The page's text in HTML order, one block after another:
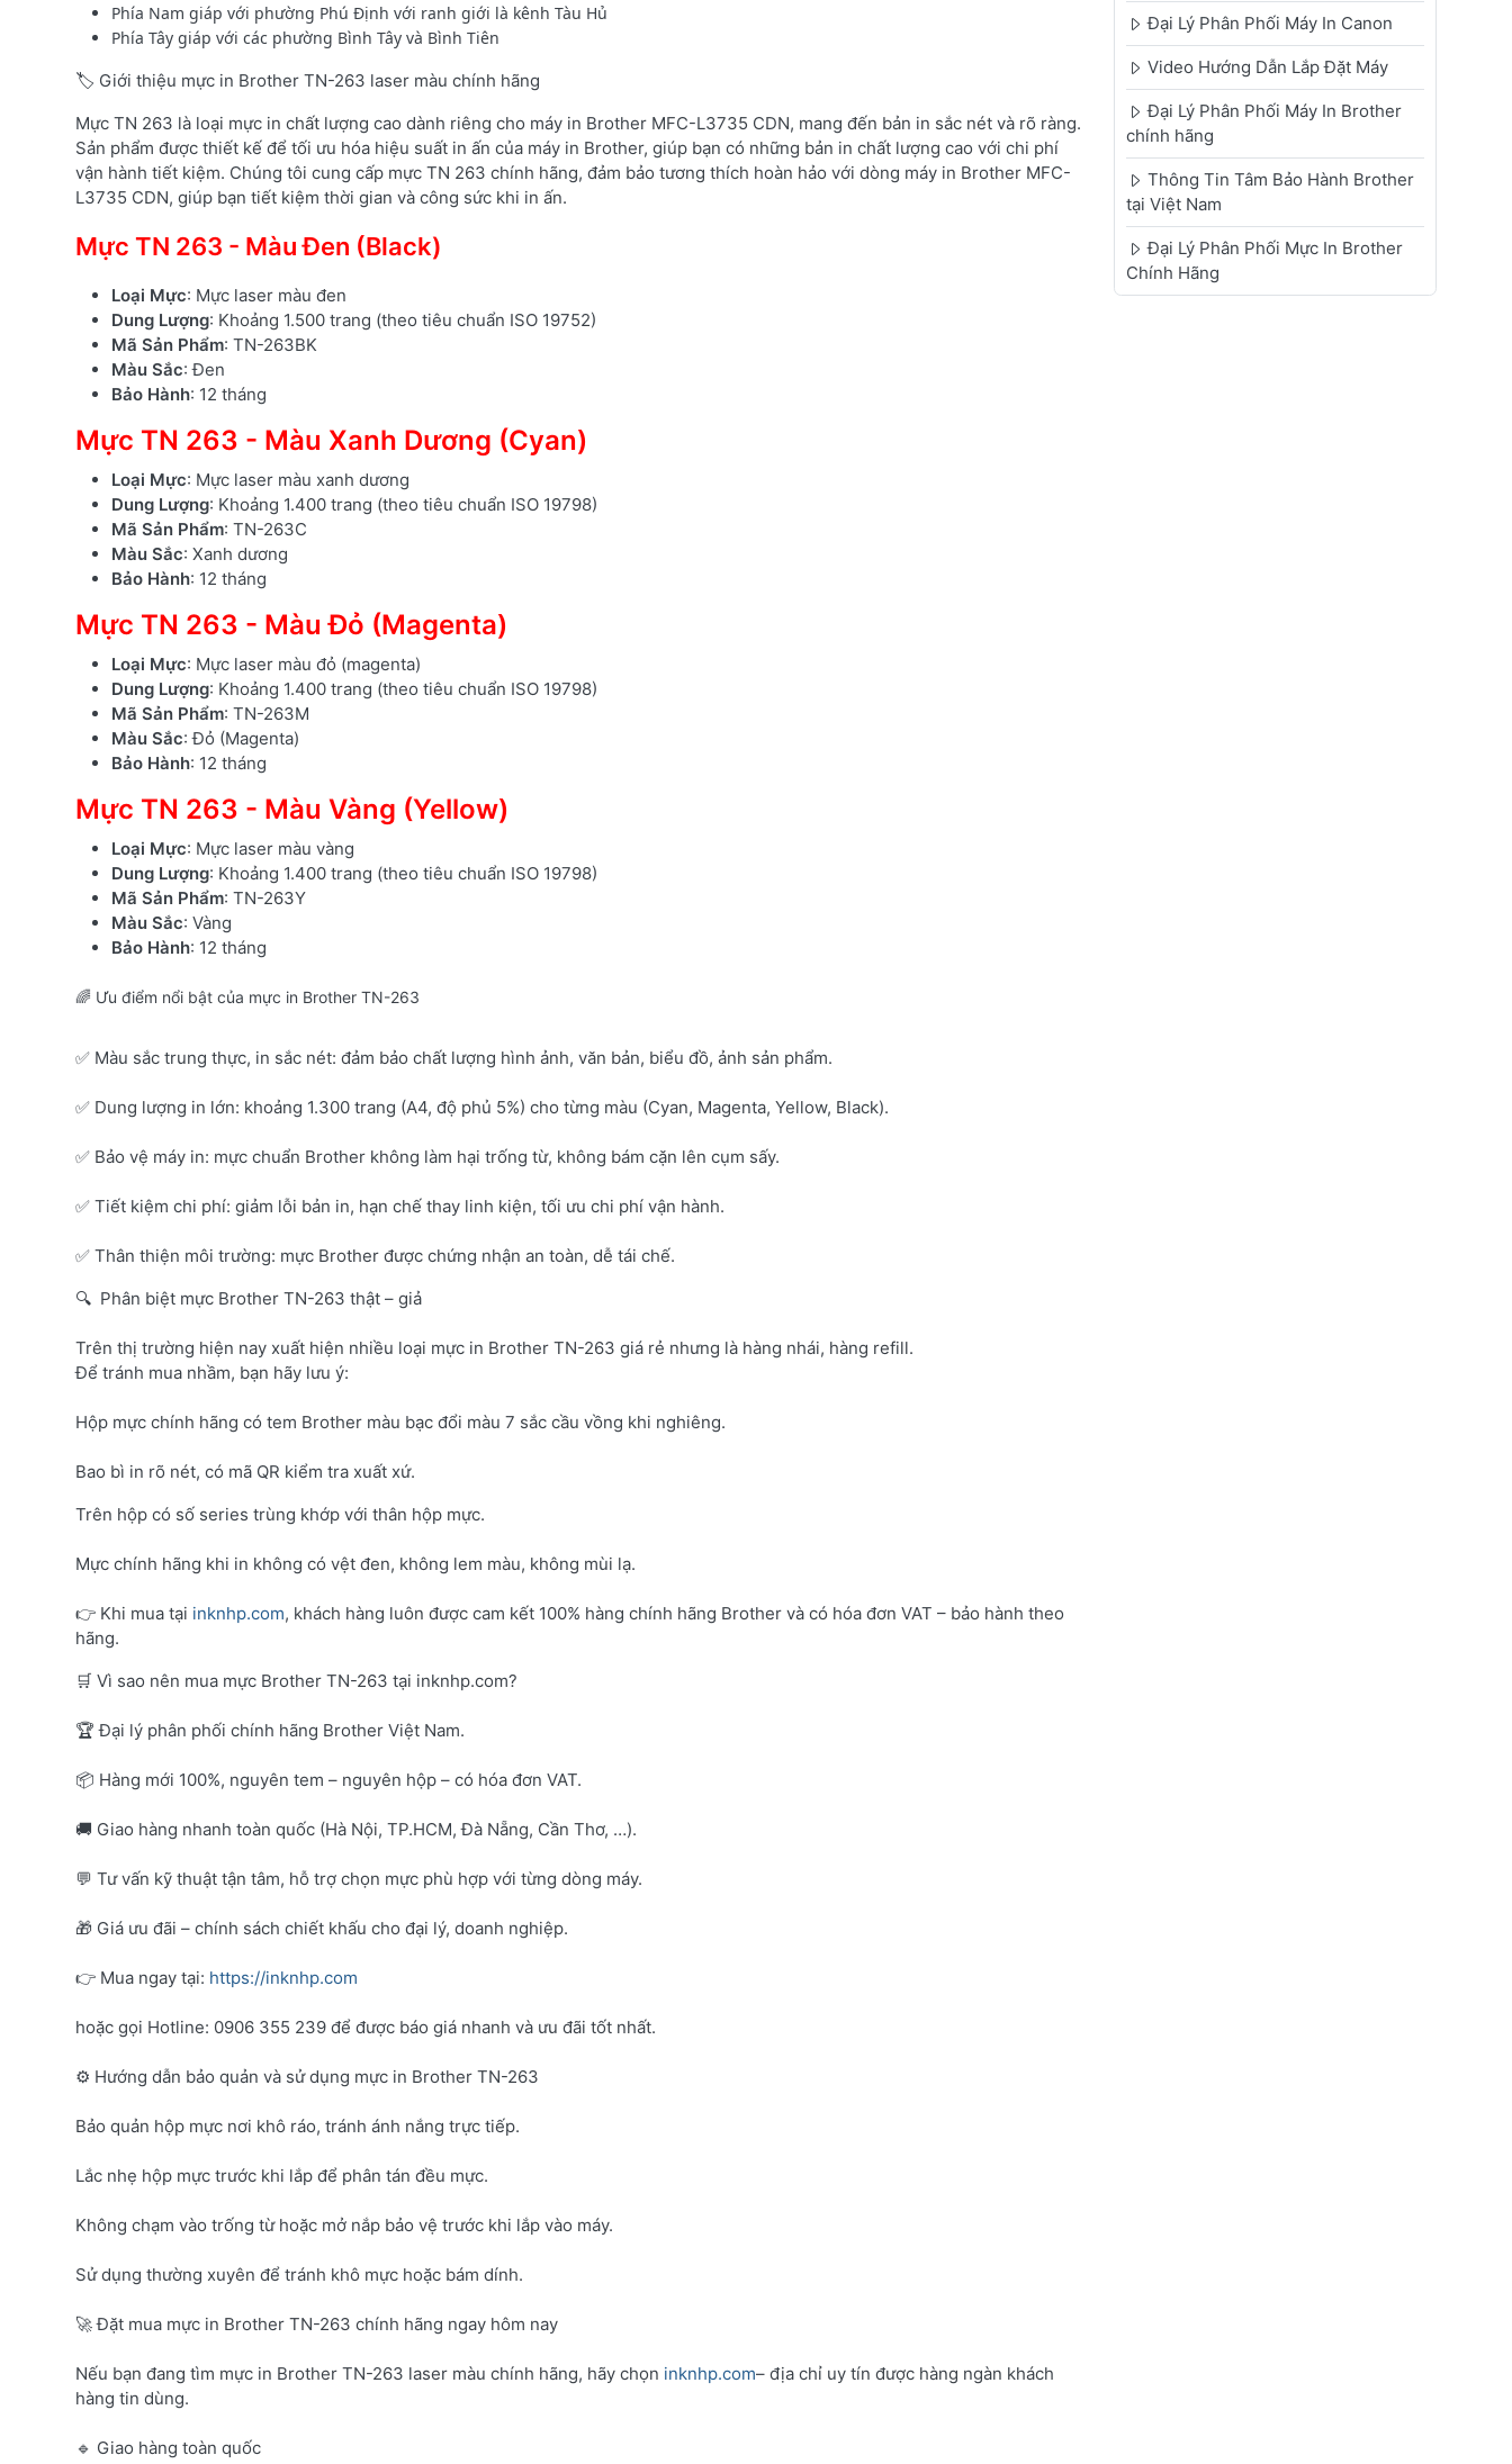
Phía Nam giáp với phường Phú Định với ranh giới là kênh Tàu Hủ
Phía Tây giáp với các phường Bình Tây và Bình Tiên
🏷️ Giới thiệu mực in Brother TN-263 laser màu chính hãng
Mực TN 263 là loại mực in chất lượng cao dành riêng cho máy in Brother MFC-L3735 CDN, mang đến bản in sắc nét và rõ ràng.
Sản phẩm được thiết kế để tối ưu hóa hiệu suất in ấn của máy in Brother, giúp bạn có những bản in chất lượng cao với chi phí
vận hành tiết kiệm. Chúng tôi cung cấp mực TN 263 chính hãng, đảm bảo tương thích hoàn hảo với dòng máy in Brother MFC-
L3735 CDN, giúp bạn tiết kiệm thời gian và công sức khi in ấn.
Mực TN 263 - Màu Đen (Black)
Loại Mực: Mực laser màu đen
Dung Lượng: Khoảng 1.500 trang (theo tiêu chuẩn ISO 19752)
Mã Sản Phẩm: TN-263BK
Màu Sắc: Đen
Bảo Hành: 12 tháng
Mực TN 263 - Màu Xanh Dương (Cyan)
Loại Mực: Mực laser màu xanh dương
Dung Lượng: Khoảng 1.400 trang (theo tiêu chuẩn ISO 19798)
Mã Sản Phẩm: TN-263C
Màu Sắc: Xanh dương
Bảo Hành: 12 tháng
Mực TN 263 - Màu Đỏ (Magenta)
Loại Mực: Mực laser màu đỏ (magenta)
Dung Lượng: Khoảng 1.400 trang (theo tiêu chuẩn ISO 19798)
Mã Sản Phẩm: TN-263M
Màu Sắc: Đỏ (Magenta)
Bảo Hành: 12 tháng
Mực TN 263 - Màu Vàng (Yellow)
Loại Mực: Mực laser màu vàng
Dung Lượng: Khoảng 1.400 trang (theo tiêu chuẩn ISO 19798)
Mã Sản Phẩm: TN-263Y
Màu Sắc: Vàng
Bảo Hành: 12 tháng
🌈 Ưu điểm nổi bật của mực in Brother TN-263
✅ Màu sắc trung thực, in sắc nét: đảm bảo chất lượng hình ảnh, văn bản, biểu đồ, ảnh sản phẩm.
✅ Dung lượng in lớn: khoảng 1.300 trang (A4, độ phủ 5%) cho từng màu (Cyan, Magenta, Yellow, Black).
✅ Bảo vệ máy in: mực chuẩn Brother không làm hại trống từ, không bám cặn lên cụm sấy.
✅ Tiết kiệm chi phí: giảm lỗi bản in, hạn chế thay linh kiện, tối ưu chi phí vận hành.
✅ Thân thiện môi trường: mực Brother được chứng nhận an toàn, dễ tái chế.
🔍 Phân biệt mực Brother TN-263 thật – giả
Trên thị trường hiện nay xuất hiện nhiều loại mực in Brother TN-263 giá rẻ nhưng là hàng nhái, hàng refill.
Để tránh mua nhầm, bạn hãy lưu ý:
Hộp mực chính hãng có tem Brother màu bạc đổi màu 7 sắc cầu vồng khi nghiêng.
Bao bì in rõ nét, có mã QR kiểm tra xuất xứ.
Trên hộp có số series trùng khớp với thân hộp mực.
Mực chính hãng khi in không có vệt đen, không lem màu, không mùi lạ.
👉 Khi mua tại inknhp.com, khách hàng luôn được cam kết 100% hàng chính hãng Brother và có hóa đơn VAT – bảo hành theo
hãng.
🛒 Vì sao nên mua mực Brother TN-263 tại inknhp.com?
🏆 Đại lý phân phối chính hãng Brother Việt Nam.
📦 Hàng mới 100%, nguyên tem – nguyên hộp – có hóa đơn VAT.
🚚 Giao hàng nhanh toàn quốc (Hà Nội, TP.HCM, Đà Nẵng, Cần Thơ, …).
💬 Tư vấn kỹ thuật tận tâm, hỗ trợ chọn mực phù hợp với từng dòng máy.
🎁 Giá ưu đãi – chính sách chiết khấu cho đại lý, doanh nghiệp.
👉 Mua ngay tại: https://inknhp.com
hoặc gọi Hotline: 0906 355 239 để được báo giá nhanh và ưu đãi tốt nhất.
⚙️ Hướng dẫn bảo quản và sử dụng mực in Brother TN-263
Bảo quản hộp mực nơi khô ráo, tránh ánh nắng trực tiếp.
Lắc nhẹ hộp mực trước khi lắp để phân tán đều mực.
Không chạm vào trống từ hoặc mở nắp bảo vệ trước khi lắp vào máy.
Sử dụng thường xuyên để tránh khô mực hoặc bám dính.
🚀 Đặt mua mực in Brother TN-263 chính hãng ngay hôm nay
Nếu bạn đang tìm mực in Brother TN-263 laser màu chính hãng, hãy chọn inknhp.com– địa chỉ uy tín được hàng ngàn khách
hàng tin dùng.
🔹 Giao hàng toàn quốc
Đại Lý Phân Phối Máy In Canon
Video Hướng Dẫn Lắp Đặt Máy
Đại Lý Phân Phối Máy In Brother
chính hãng
Thông Tin Tâm Bảo Hành Brother
tại Việt Nam
Đại Lý Phân Phối Mực In Brother
Chính Hãng